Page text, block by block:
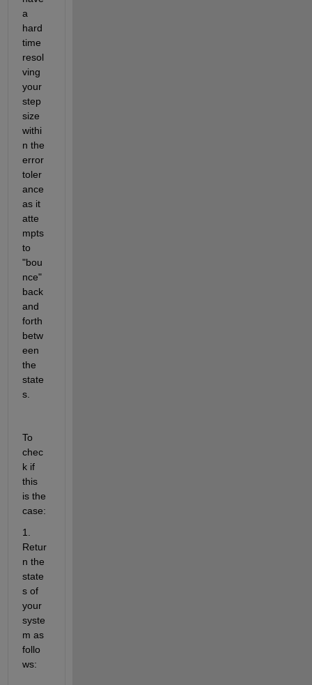
a
hard
time
resol
ving
your
step
size
withi
n the
error
toler
ance
as it
atte
mpts
to
"bou
nce"
back
and
forth
betw
een
the
state
s.
To
chec
k if
this
is the
case:
1.
Retur
n the
state
s of
your
syste
m as
follo
ws: